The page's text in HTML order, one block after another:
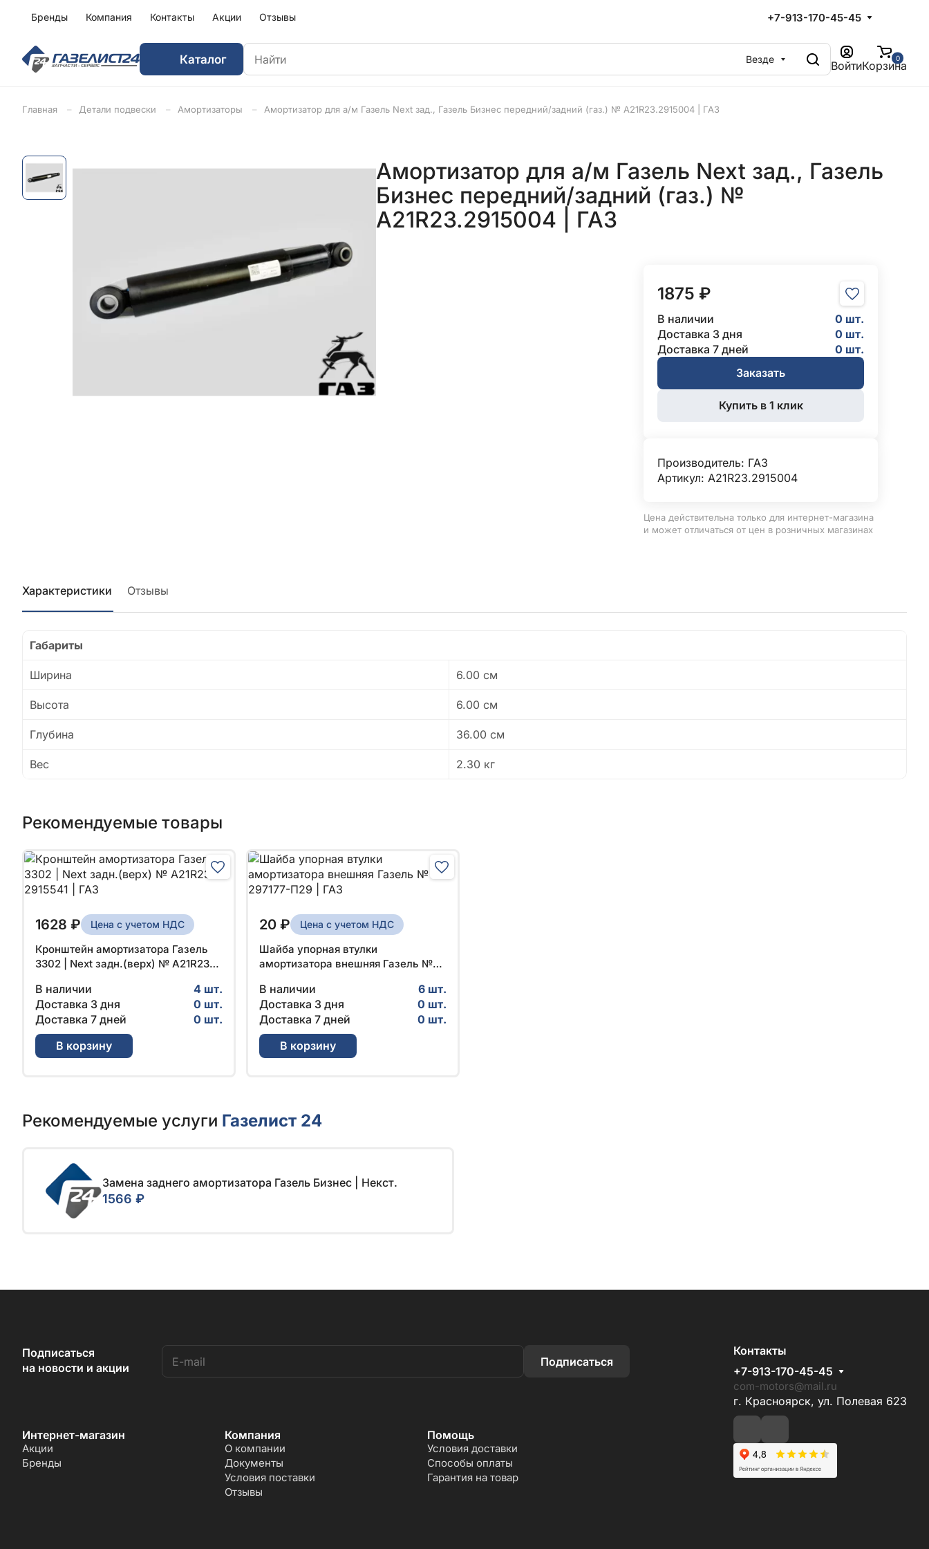
Бренды Компания Контакты Акции Отзывы +7-913-170-45-45
Каталог Везде Войти
0
Корзина
Главная Детали подвески Амортизаторы Амортизатор для а/м Газель Next зад., Газель Бизнес передний/задний (газ.) № A21R23.2915004 | ГАЗ
Амортизатор для а/м Газель Next зад., Газель
Бизнес передний/задний (газ.) №
A21R23.2915004 | ГАЗ
1875 ₽
В наличии
0 шт.
Доставка 3 дня
0 шт.
Доставка 7 дней
0 шт.
Заказать
Купить в 1 клик
Производитель: ГАЗ
Артикул: A21R23.2915004
Цена действительна только для интернет-магазина
и может отличаться от цен в розничных магазинах
Характеристики Отзывы
Габариты
Ширина 6.00 см
Высота 6.00 см
Глубина 36.00 см
Вес 2.30 кг
Рекомендуемые товары
1628 ₽ Цена с учетом НДС
Кронштейн амортизатора Газель
3302 | Next задн.(верх) № A21R23-
В наличии
4 шт.
Доставка 3 дня
0 шт.
Доставка 7 дней
0 шт.
В корзину
20 ₽ Цена с учетом НДС
Шайба упорная втулки
амортизатора внешняя Газель №
В наличии
6 шт.
Доставка 3 дня
0 шт.
Доставка 7 дней
0 шт.
В корзину
Рекомендуемые услуги Газелист 24
Замена заднего амортизатора Газель Бизнес | Некст.
1566 ₽
Подписаться
на новости и акции
Подписаться
Интернет-магазин
Акции
Бренды
Компания
О компании
Документы
Условия поставки
Отзывы
Помощь
Условия доставки
Способы оплаты
Гарантия на товар
Контакты
+7-913-170-45-45
com-motors@mail.ru
г. Красноярск, ул. Полевая 623